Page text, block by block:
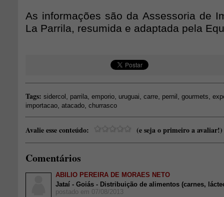
As informações são da Assessoria de
La Parrila, resumida e adaptada pela
Tags: sidercol parrila emporio uruguai carre pernil gourmets
importacao atacado churrasco
Avalie esse conteúdo: (e seja o primeiro a avaliar!)
Comentários
ABILIO PEREIRA DE MORAES NETO
Jataí - Goiás - Distribuição de alimentos (carnes,
postado em 07/08/2013